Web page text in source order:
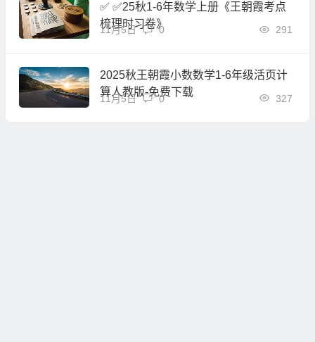
✅ ✅25秋1-6年数学上册《王朝霞考点
梳理时习卷》
11月5日 291
0
2025秋王朝霞小数数学1-6年级活页计
算人教版-免费下载
11月5日 327
0